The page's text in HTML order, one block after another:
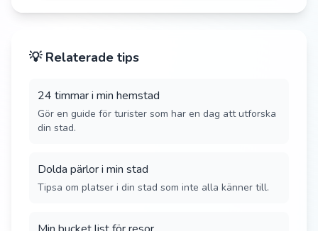
💡 Relaterade tips
24 timmar i min hemstad
Gör en guide för turister som har en dag att utforska
din stad.
Dolda pärlor i min stad
Tipsa om platser i din stad som inte alla känner till.